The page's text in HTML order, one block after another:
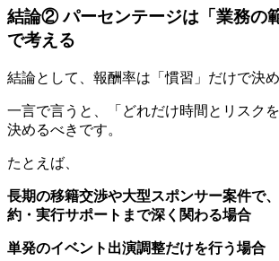
結論② パーセンテージは「業務の
で考える
結論として、報酬率は「慣習」だけで決
一言で言うと、「どれだけ時間とリスク
決めるべきです。
たとえば、
長期の移籍交渉や大型スポンサー案件で
約・実行サポートまで深く関わる場合
単発のイベント出演調整だけを行う場合